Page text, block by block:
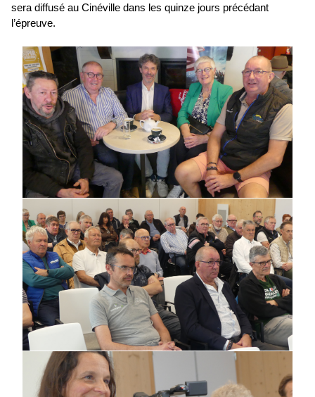
sera diffusé au Cinéville dans les quinze jours précédant
l’épreuve.